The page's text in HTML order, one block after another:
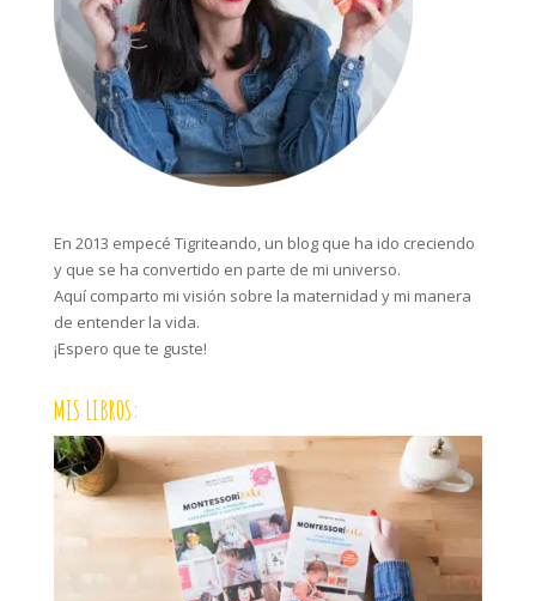
En 2013 empecé Tigriteando, un blog que ha ido creciendo
y que se ha convertido en parte de mi universo.
Aquí comparto mi visión sobre la maternidad y mi manera
de entender la vida.
¡Espero que te guste!
MIS LIBROS: